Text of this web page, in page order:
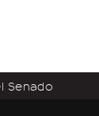
Senado